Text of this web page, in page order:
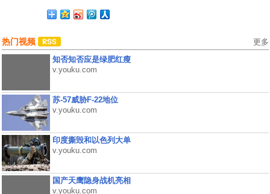
热门视频 更多
知否知否应是绿肥红瘦
v.youku.com
苏-57威胁F-22地位
v.youku.com
印度撕毁和以色列大单
v.youku.com
国产天鹰隐身战机亮相
v.youku.com